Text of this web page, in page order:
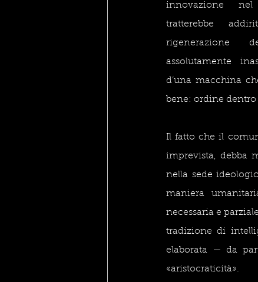
innovazione
tratterebbe
rigenerazione
assolutamente
d’una macchina
bene: ordine
Il fatto che il
imprevista, debba
nella sede
maniera
necessaria e
tradizione di
elaborata — da
«aristocraticità».